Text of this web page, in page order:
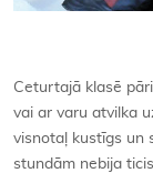
Ceturtajā klasē
vai ar varu atvilka
visnotaļ kustīgs un
stundām nebija